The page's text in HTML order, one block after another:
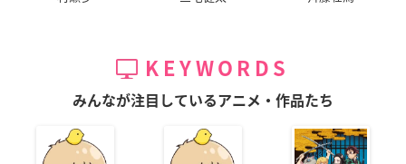
KEYWORDS
みんなが注目しているアニメ・作品たち